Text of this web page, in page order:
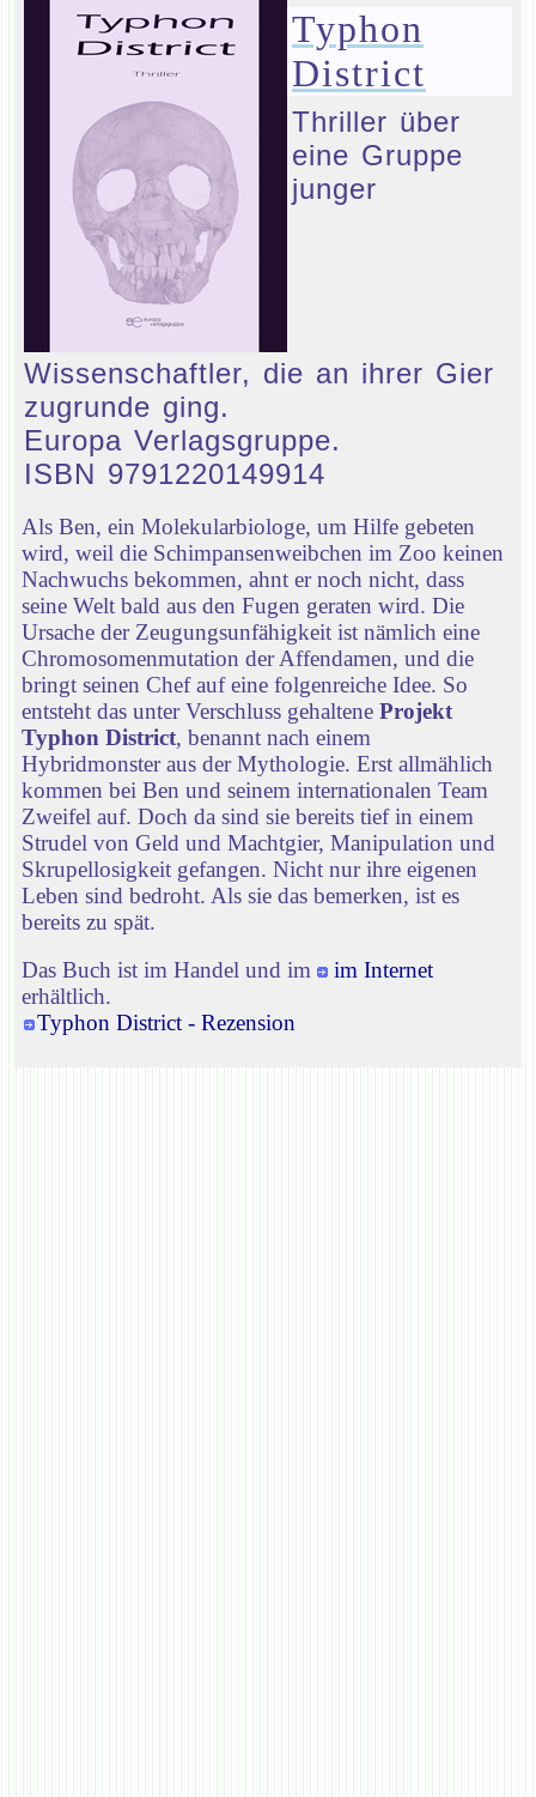
Typhon
District
Thriller über
eine Gruppe
junger
Wissenschaftler, die an ihrer Gier
zugrunde ging.
Europa Verlagsgruppe.
ISBN 9791220149914
Als Ben, ein Molekularbiologe, um Hilfe gebeten
wird, weil die Schimpansenweibchen im Zoo keinen
Nachwuchs bekommen, ahnt er noch nicht, dass
seine Welt bald aus den Fugen geraten wird. Die
Ursache der Zeugungsunfähigkeit ist nämlich eine
Chromosomenmutation der Affendamen, und die
bringt seinen Chef auf eine folgenreiche Idee. So
entsteht das unter Verschluss gehaltene Projekt
Typhon District, benannt nach einem
Hybridmonster aus der Mythologie. Erst allmählich
kommen bei Ben und seinem internationalen Team
Zweifel auf. Doch da sind sie bereits tief in einem
Strudel von Geld und Machtgier, Manipulation und
Skrupellosigkeit gefangen. Nicht nur ihre eigenen
Leben sind bedroht. Als sie das bemerken, ist es
bereits zu spät.
Das Buch ist im Handel und im
im Internet
erhältlich.
Typhon District - Rezension